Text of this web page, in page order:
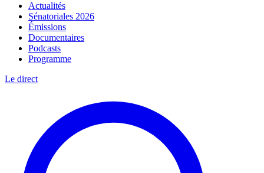
Actualités
Sénatoriales 2026
Émissions
Documentaires
Podcasts
Programme
Le direct